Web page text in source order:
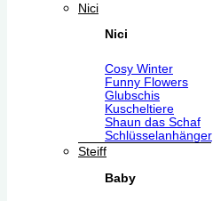
Nici
Nici
Cosy Winter
Funny Flowers
Glubschis
Kuscheltiere
Shaun das Schaf
Schlüsselanhänger
Steiff
Baby